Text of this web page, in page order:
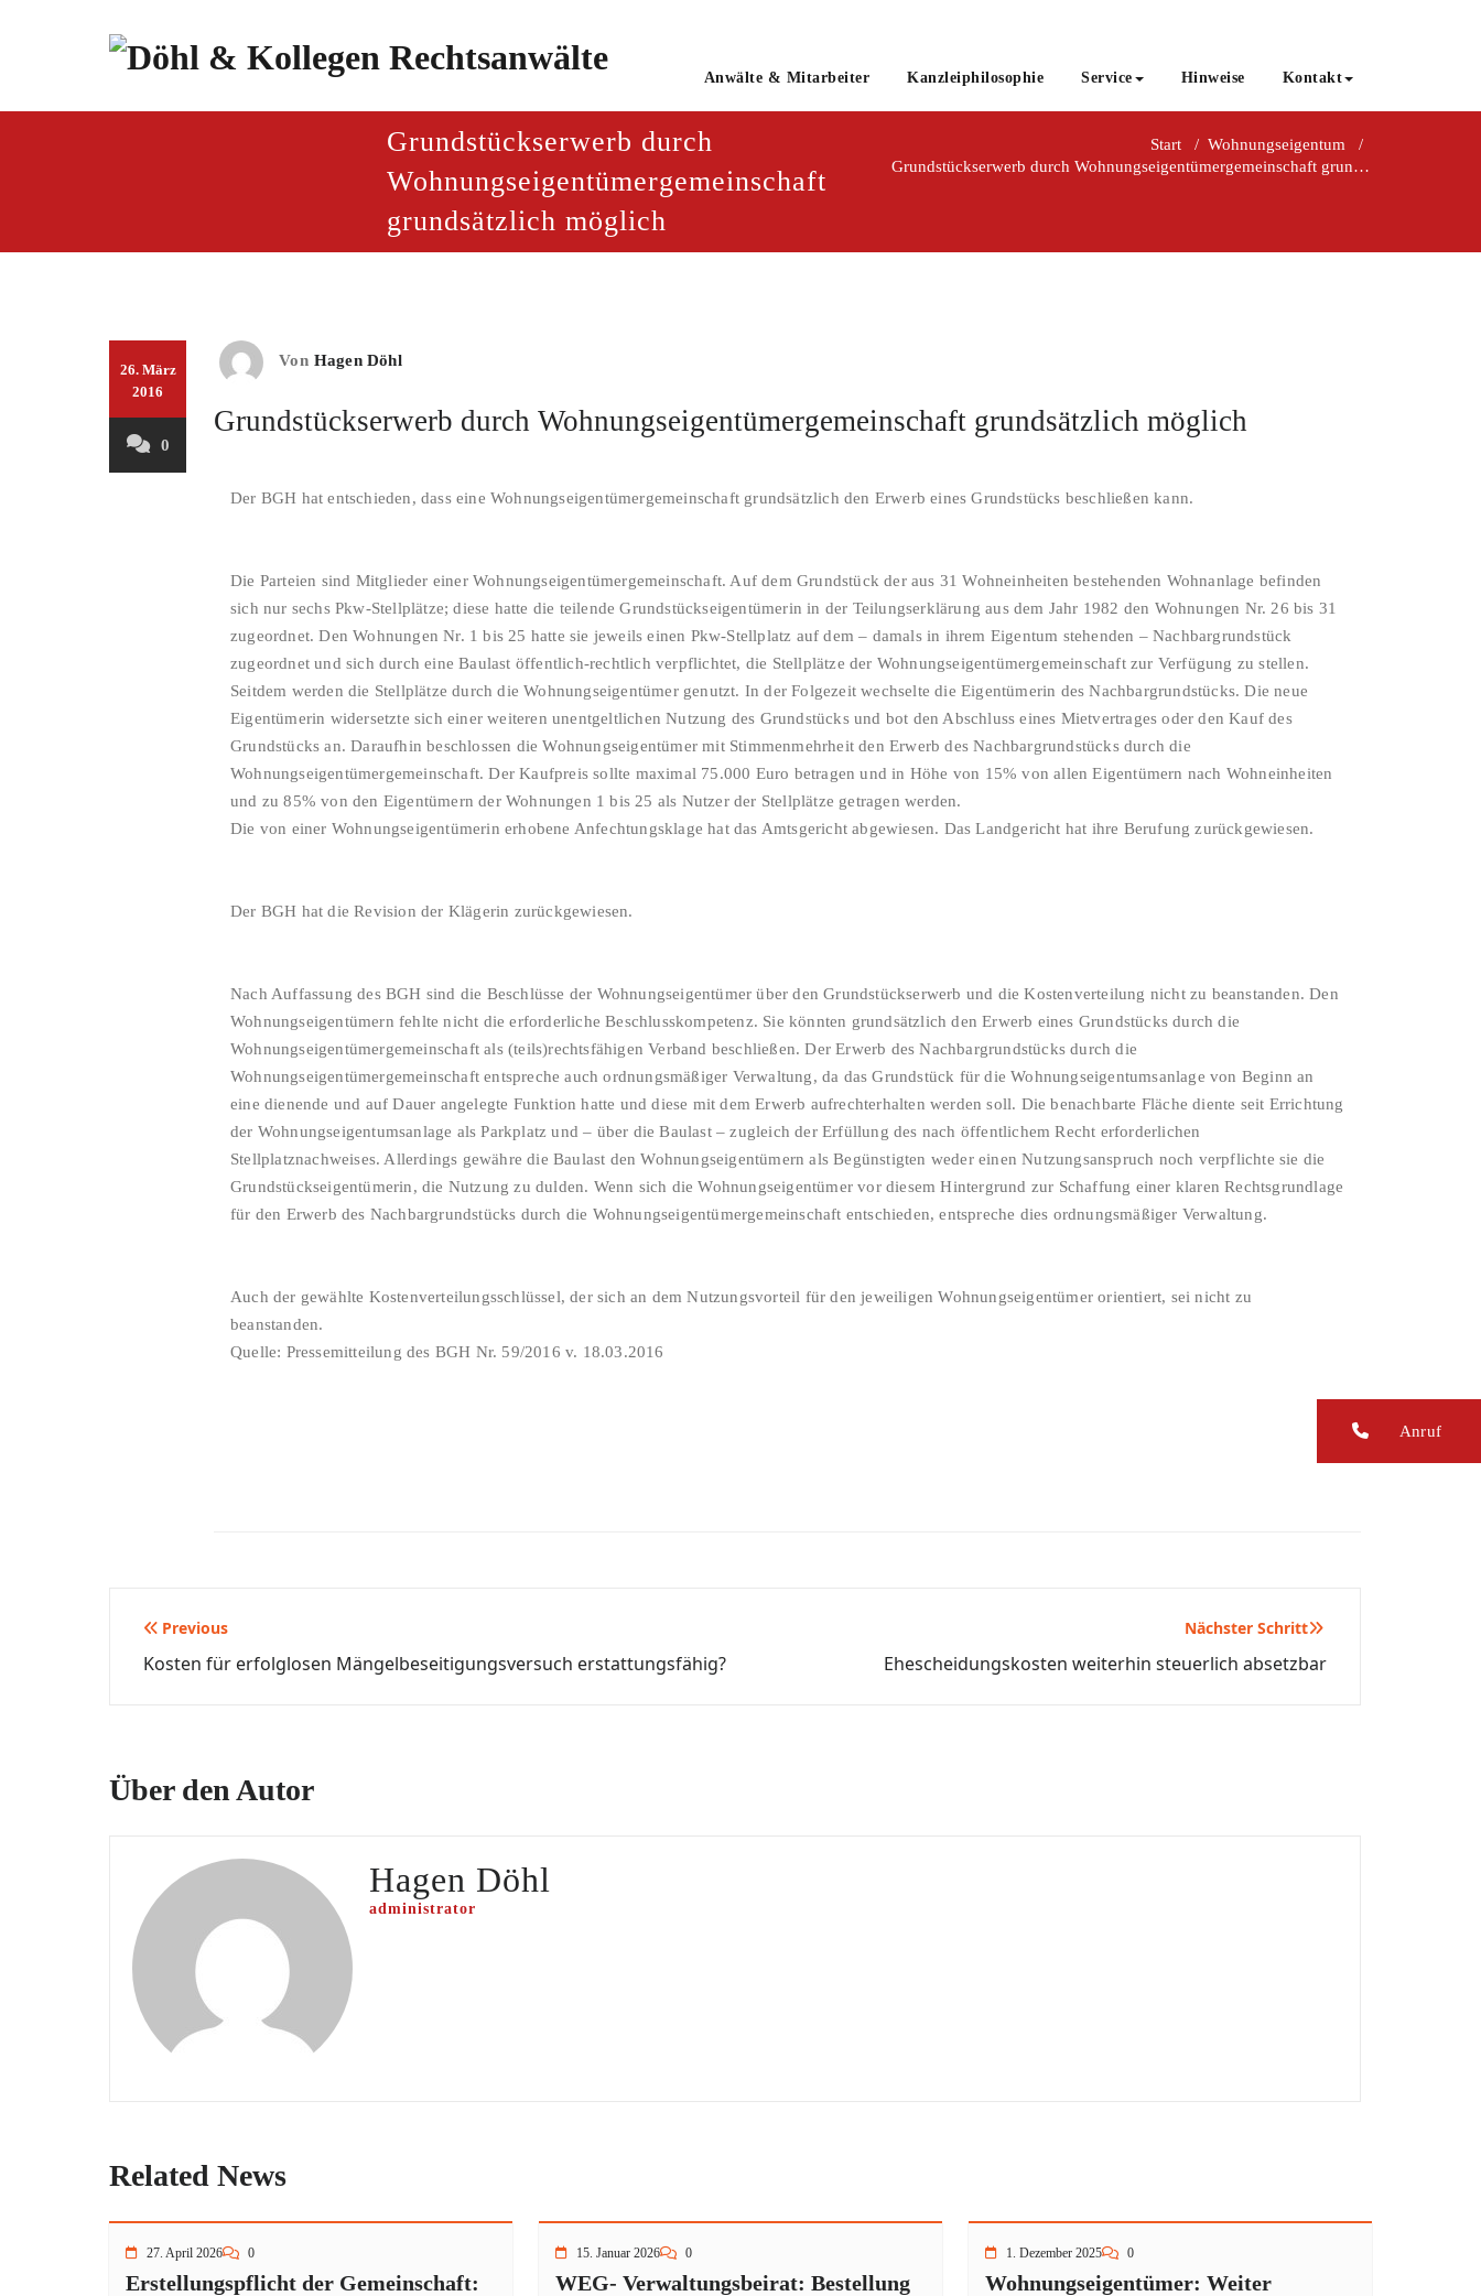
paragraf.info Anwälte & Mitarbeiter Kanzleiphilosophie Service Hinweise Kontakt
Grundstückserwerb durch
Wohnungseigentümergemeinschaft
grundsätzlich möglich
Start / Wohnungseigentum /
Grundstückserwerb durch Wohnungseigentümergemeinschaft grundsätzlich möglich
26. März
2016
0
Von Hagen Döhl
Grundstückserwerb durch Wohnungseigentümergemeinschaft grundsätzlich möglich
Der BGH hat entschieden, dass eine Wohnungseigentümergemeinschaft grundsätzlich den Erwerb eines Grundstücks beschließen kann.
Die Parteien sind Mitglieder einer Wohnungseigentümergemeinschaft. Auf dem Grundstück der aus 31 Wohneinheiten bestehenden Wohnanlage befinden
sich nur sechs Pkw-Stellplätze; diese hatte die teilende Grundstückseigentümerin in der Teilungserklärung aus dem Jahr 1982 den Wohnungen Nr. 26 bis 31
zugeordnet. Den Wohnungen Nr. 1 bis 25 hatte sie jeweils einen Pkw-Stellplatz auf dem – damals in ihrem Eigentum stehenden – Nachbargrundstück
zugeordnet und sich durch eine Baulast öffentlich-rechtlich verpflichtet, die Stellplätze der Wohnungseigentümergemeinschaft zur Verfügung zu stellen.
Seitdem werden die Stellplätze durch die Wohnungseigentümer genutzt. In der Folgezeit wechselte die Eigentümerin des Nachbargrundstücks. Die neue
Eigentümerin widersetzte sich einer weiteren unentgeltlichen Nutzung des Grundstücks und bot den Abschluss eines Mietvertrages oder den Kauf des
Grundstücks an. Daraufhin beschlossen die Wohnungseigentümer mit Stimmenmehrheit den Erwerb des Nachbargrundstücks durch die
Wohnungseigentümergemeinschaft. Der Kaufpreis sollte maximal 75.000 Euro betragen und in Höhe von 15% von allen Eigentümern nach Wohneinheiten
und zu 85% von den Eigentümern der Wohnungen 1 bis 25 als Nutzer der Stellplätze getragen werden.
Die von einer Wohnungseigentümerin erhobene Anfechtungsklage hat das Amtsgericht abgewiesen. Das Landgericht hat ihre Berufung zurückgewiesen.
Der BGH hat die Revision der Klägerin zurückgewiesen.
Nach Auffassung des BGH sind die Beschlüsse der Wohnungseigentümer über den Grundstückserwerb und die Kostenverteilung nicht zu beanstanden. Den
Wohnungseigentümern fehlte nicht die erforderliche Beschlusskompetenz. Sie könnten grundsätzlich den Erwerb eines Grundstücks durch die
Wohnungseigentümergemeinschaft als (teils)rechtsfähigen Verband beschließen. Der Erwerb des Nachbargrundstücks durch die
Wohnungseigentümergemeinschaft entspreche auch ordnungsmäßiger Verwaltung, da das Grundstück für die Wohnungseigentumsanlage von Beginn an
eine dienende und auf Dauer angelegte Funktion hatte und diese mit dem Erwerb aufrechterhalten werden soll. Die benachbarte Fläche diente seit Errichtung
der Wohnungseigentumsanlage als Parkplatz und – über die Baulast – zugleich der Erfüllung des nach öffentlichem Recht erforderlichen
Stellplatznachweises. Allerdings gewähre die Baulast den Wohnungseigentümern als Begünstigten weder einen Nutzungsanspruch noch verpflichte sie die
Grundstückseigentümerin, die Nutzung zu dulden. Wenn sich die Wohnungseigentümer vor diesem Hintergrund zur Schaffung einer klaren Rechtsgrundlage
für den Erwerb des Nachbargrundstücks durch die Wohnungseigentümergemeinschaft entschieden, entspreche dies ordnungsmäßiger Verwaltung.
Auch der gewählte Kostenverteilungsschlüssel, der sich an dem Nutzungsvorteil für den jeweiligen Wohnungseigentümer orientiert, sei nicht zu
beanstanden.
Quelle: Pressemitteilung des BGH Nr. 59/2016 v. 18.03.2016
Beitragsnavigation
Previous
Kosten für erfolglosen Mängelbeseitigungsversuch erstattungsfähig?
Nächster Schritt
Ehescheidungskosten weiterhin steuerlich absetzbar
Über den Autor
Hagen Döhl
administrator
Related News
27. April 2026 0
Erstellungspflicht der Gemeinschaft:
15. Januar 2026 0
WEG- Verwaltungsbeirat: Bestellung
1. Dezember 2025 0
Wohnungseigentümer: Weiter
Anruf